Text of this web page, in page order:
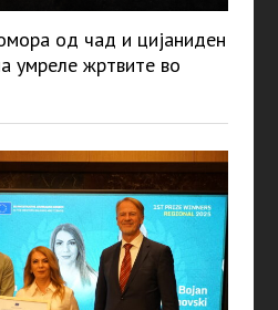
од чад и цијаниден
умреле жртвите во